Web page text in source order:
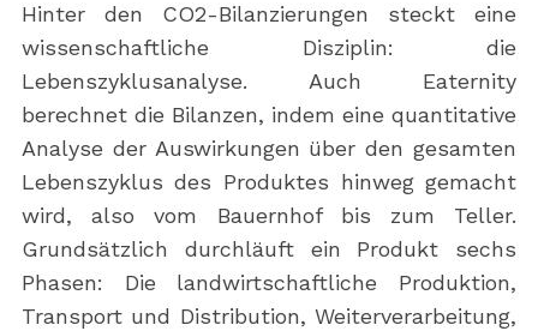
Hinter den CO2-Bilanzierungen steckt eine
wissenschaftliche Disziplin: die
Lebenszyklusanalyse. Auch Eaternity
berechnet die Bilanzen, indem eine quantitative
Analyse der Auswirkungen über den gesamten
Lebenszyklus des Produktes hinweg gemacht
wird, also vom Bauernhof bis zum Teller.
Grundsätzlich durchläuft ein Produkt sechs
Phasen: Die landwirtschaftliche Produktion,
Transport und Distribution, Weiterverarbeitung,